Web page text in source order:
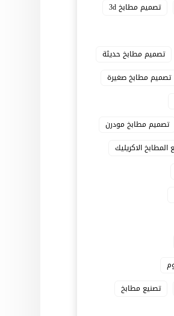
تصميم مطابخ 3d
تصميم مطابخ حديثة
تصميم مطابخ صغيرة
تصميم مطابخ مودرن
المطابخ الاكريليك
تصنيع مطابخ